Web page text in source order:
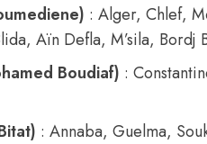
: Alger, Chlef,
Aïn Defla, M’sila, Bordj
Boudiaf) :
: Annaba, Guelma,